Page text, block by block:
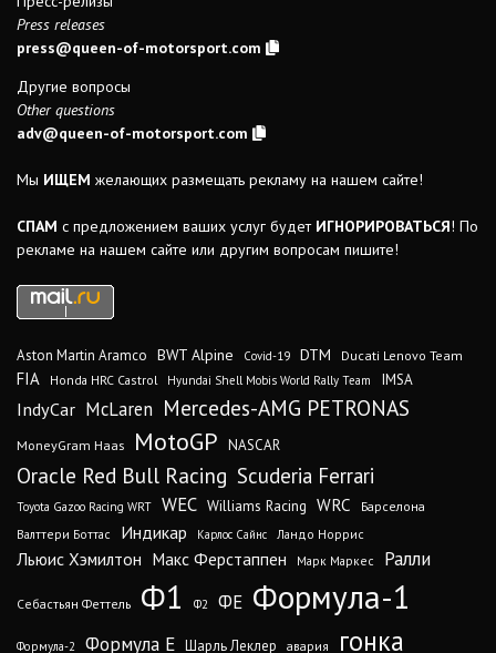
Press releases
press@queen-of-motorsport.com
Другие вопросы
Other questions
adv@queen-of-motorsport.com
Мы ИЩЕМ желающих размещать рекламу на нашем сайте!
СПАМ с предложением ваших услуг будет ИГНОРИРОВАТЬСЯ! По
рекламе на нашем сайте или другим вопросам пишите!
Aston Martin Aramco BWT Alpine Covid-19 DTM Ducati Lenovo Team
FIA Honda HRC Castrol Hyundai Shell Mobis World Rally Team IMSA
IndyCar McLaren Mercedes-AMG PETRONAS
MoneyGram Haas MotoGP NASCAR
Oracle Red Bull Racing Scuderia Ferrari
Toyota Gazoo Racing WRT WEC Williams Racing WRC
Барселона
Валттери Боттас
Индикар Карлос Сайнс Ландо Норрис
Льюис Хэмилтон Макс Ферстаппен Марк Маркес Ралли
Себастьян Феттель Ф1 Ф2 ФЕ Формула-1
Формула-2 Формула Е Шарль Леклер авария гонка